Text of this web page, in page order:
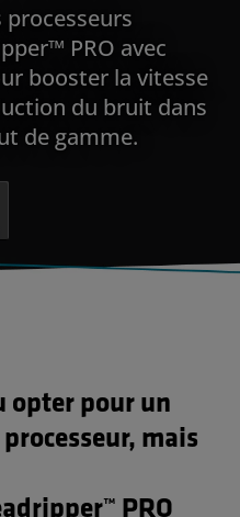
processeurs
PRO avec
booster la vitesse
du bruit dans
de gamme.
opter pour un
mais
PRO